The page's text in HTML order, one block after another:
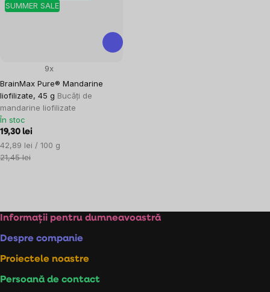
SUMMER SALE
BrainMax Pure® Mandarine
liofilizate, 45 g Bucăți de
mandarine liofilizate
9x
În stoc
19,30 lei
Evaluare
preţ:
42,89 lei / 100 g
21,45 lei
listărilor
Subsol
Informații pentru dumneavoastră
Despre companie
Proiectele noastre
Persoană de contact